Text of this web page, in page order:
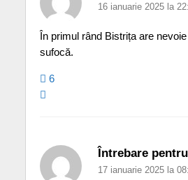
16 ianuarie 2025 la
În primul rând Bistrița are
sufocă.
6
Întrebare
17 ianuarie 2025 la